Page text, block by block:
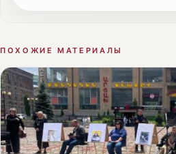
ПОХОЖИЕ МАТЕРИАЛЫ